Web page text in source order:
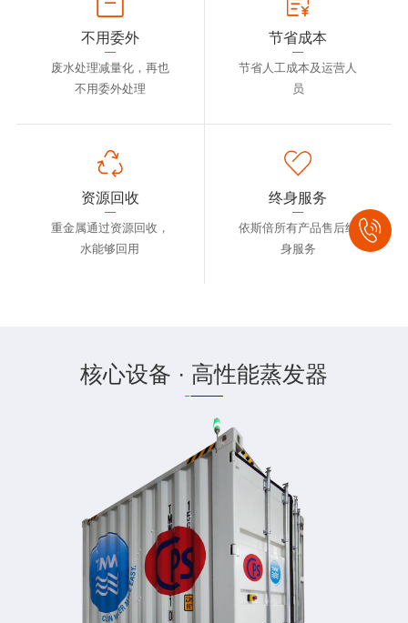
不用委外
废水处理减量化，再也
不用委外处理
节省成本
节省人工成本及运营人
员
资源回收
重金属通过资源回收，
水能够回用
终身服务
依斯倍所有产品售后终
身服务
核心设备 · 高性能蒸发器